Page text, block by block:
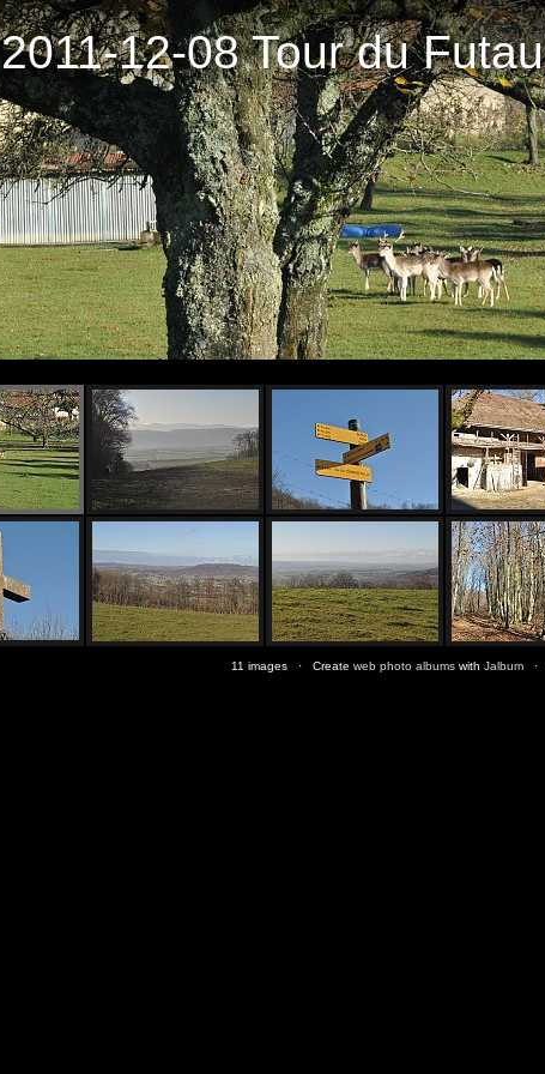
2011-12-08 Tour du Futau
11 images · Create web photo albums with Jalbum ·